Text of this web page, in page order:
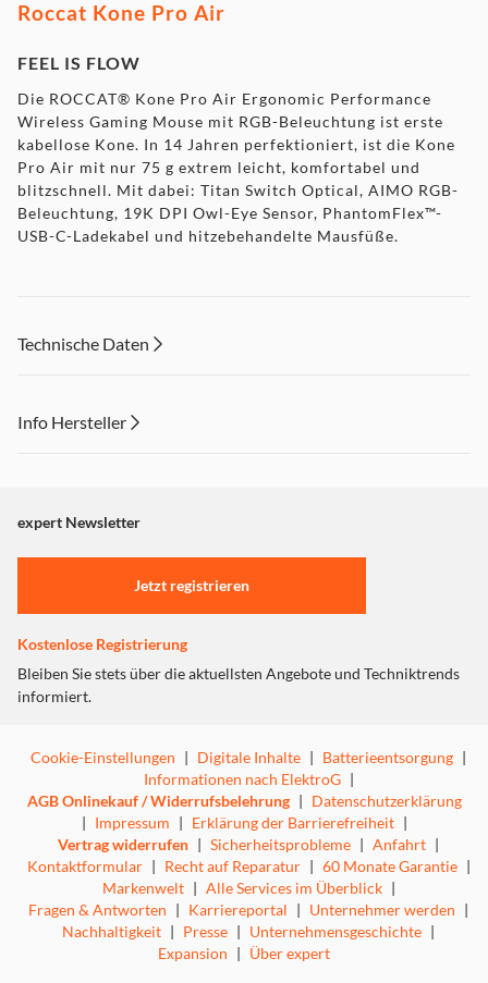
Roccat Kone Pro Air
FEEL IS FLOW
Die ROCCAT® Kone Pro Air Ergonomic Performance
Wireless Gaming Mouse mit RGB-Beleuchtung ist erste
kabellose Kone. In 14 Jahren perfektioniert, ist die Kone
Pro Air mit nur 75 g extrem leicht, komfortabel und
blitzschnell. Mit dabei: Titan Switch Optical, AIMO RGB-
Beleuchtung, 19K DPI Owl-Eye Sensor, PhantomFlex™-
USB-C-Ladekabel und hitzebehandelte Mausfüße.
Technische Daten
Info Hersteller
"Marketing".
Einstellungen anpassen
expert Newsletter
Jetzt registrieren
Kostenlose Registrierung
Bleiben Sie stets über die aktuellsten Angebote und Techniktrends
informiert.
Cookie-Einstellungen | Digitale Inhalte | Batterieentsorgung |
Informationen nach ElektroG |
AGB Onlinekauf / Widerrufsbelehrung | Datenschutzerklärung
| Impressum | Erklärung der Barrierefreiheit |
Vertrag widerrufen | Sicherheitsprobleme | Anfahrt |
Kontaktformular | Recht auf Reparatur | 60 Monate Garantie |
Markenwelt | Alle Services im Überblick |
Fragen & Antworten | Karriereportal | Unternehmer werden |
Nachhaltigkeit | Presse | Unternehmensgeschichte |
Expansion | Über expert